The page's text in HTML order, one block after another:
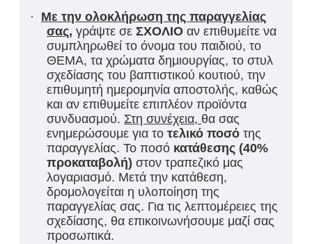
·
Με την ολοκλήρωση της παραγγελίας
σας, γράψτε σε ΣΧΟΛΙΟ αν επιθυμείτε να
συμπληρωθεί το όνομα του παιδιού, το
ΘΕΜΑ, τα χρώματα δημιουργίας, το στυλ
σχεδίασης του βαπτιστικού κουτιού, την
επιθυμητή ημερομηνία αποστολής, καθώς
και αν επιθυμείτε επιπλέον προϊόντα
συνδυασμού. Στη συνέχεια, θα σας
ενημερώσουμε για το τελικό ποσό της
παραγγελίας. Το ποσό κατάθεσης (40%
προκαταβολή) στον τραπεζικό μας
λογαριασμό. Μετά την κατάθεση,
δρομολογείται η υλοποίηση της
παραγγελίας σας. Για τις λεπτομέρειες της
σχεδίασης, θα επικοινωνήσουμε μαζί σας
προσωπικά.